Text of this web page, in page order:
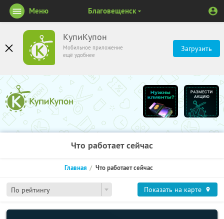
КупиКупон
Мобильное приложение
ещё удобнее
Загрузить
Меню Благовещенск
Что работает сейчас
По рейтингу
Главная Что работает сейчас
Показать на карте